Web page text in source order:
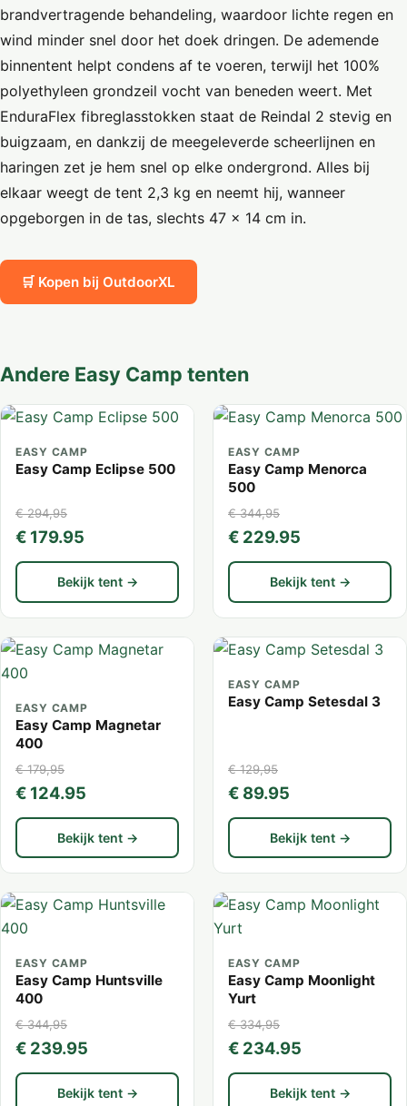
brandvertragende behandeling, waardoor lichte regen en
wind minder snel door het doek dringen. De ademende
binnentent helpt condens af te voeren, terwijl het 100%
polyethyleen grondzeil vocht van beneden weert. Met
EnduraFlex fibreglasstokken staat de Reindal 2 stevig en
buigzaam, en dankzij de meegeleverde scheerlijnen en
haringen zet je hem snel op elke ondergrond. Alles bij
elkaar weegt de tent 2,3 kg en neemt hij, wanneer
opgeborgen in de tas, slechts 47 x 14 cm in.
🛒 Kopen bij OutdoorXL
Andere Easy Camp tenten
EASY CAMP
Easy Camp Eclipse 500
€ 294,95
€ 179.95
Bekijk tent →
EASY CAMP
Easy Camp Menorca
500
€ 344,95
€ 229.95
Bekijk tent →
EASY CAMP
Easy Camp Magnetar
400
€ 179,95
€ 124.95
Bekijk tent →
EASY CAMP
Easy Camp Setesdal 3
€ 129,95
€ 89.95
Bekijk tent →
EASY CAMP
Easy Camp Huntsville
400
€ 344,95
€ 239.95
Bekijk tent →
EASY CAMP
Easy Camp Moonlight
Yurt
€ 334,95
€ 234.95
Bekijk tent →